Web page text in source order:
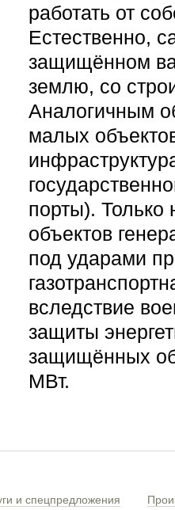
работать от
Естественно,
защищённом
землю, со
Аналогичным
малых
порты). Только
объектов
под ударами
вследствие
защиты
защищённых
МВт.
и спецпредложения